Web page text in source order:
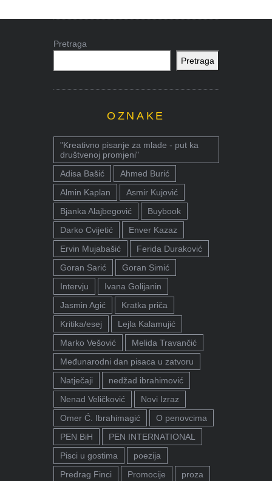
Pretraga
Pretraga
OZNAKE
"Kreativno pisanje za mlade - put ka
društvenoj promjeni"
Adisa Bašić
Ahmed Burić
Almin Kaplan
Asmir Kujović
Bjanka Alajbegović
Buybook
Darko Cvijetić
Enver Kazaz
Ervin Mujabašić
Ferida Duraković
Goran Sarić
Goran Simić
Intervju
Ivana Golijanin
Jasmin Agić
Kratka priča
Kritika/esej
Lejla Kalamujić
Marko Vešović
Melida Travančić
Međunarodni dan pisaca u zatvoru
Natječaji
nedžad ibrahimović
Nenad Veličković
Novi Izraz
Omer Ć. Ibrahimagić
O penovcima
PEN BiH
PEN INTERNATIONAL
Pisci u gostima
poezija
Predrag Finci
Promocije
proza